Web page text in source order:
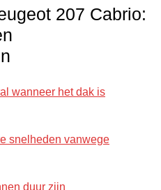
207 Cabrio:
wanneer het dak is
snelheden vanwege
duur zijn